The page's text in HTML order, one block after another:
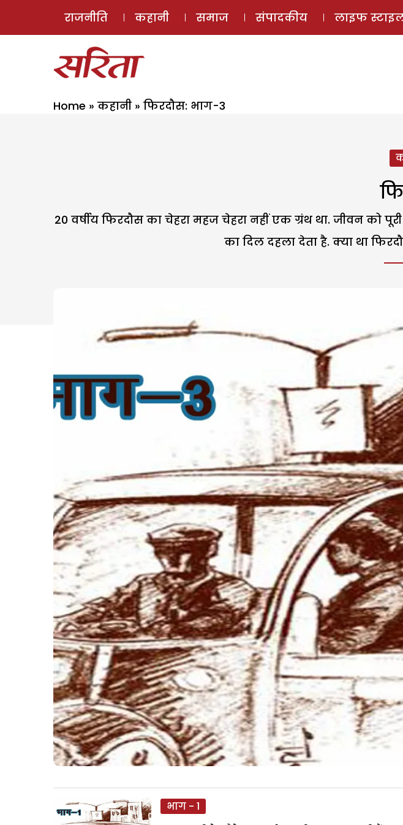
राजनीति कहानी समाज संपादकीय लाइफ
Home » कहानी » फिरदौस: भाग-3
20 वर्षीय फिरदौस का चेहरा महज चेहरा नहीं एक ग्रंथ था. जीवन को
का दिल दहला देता है. क्या था
भाग - 1